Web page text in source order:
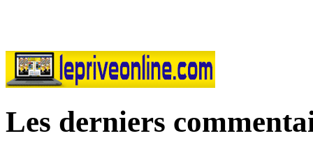
Les derniers